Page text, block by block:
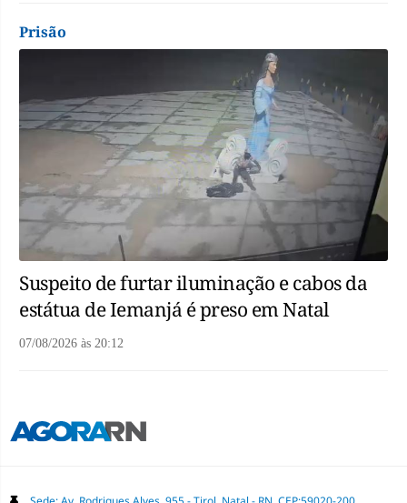
Prisão
Suspeito de furtar iluminação e cabos da
estátua de Iemanjá é preso em Natal
07/08/2026 às 20:12